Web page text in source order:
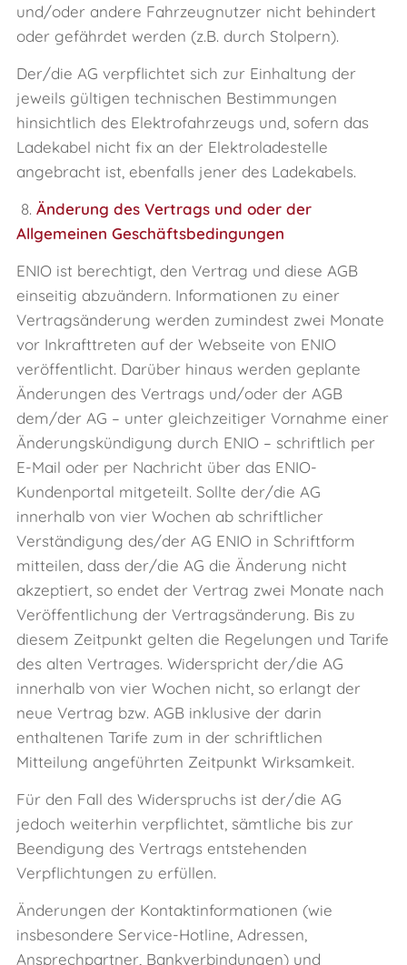
und/oder andere Fahrzeugnutzer nicht behindert
oder gefährdet werden (z.B. durch Stolpern).
Der/die AG verpflichtet sich zur Einhaltung der
jeweils gültigen technischen Bestimmungen
hinsichtlich des Elektrofahrzeugs und, sofern das
Ladekabel nicht fix an der Elektroladestelle
angebracht ist, ebenfalls jener des Ladekabels.
8. Änderung des Vertrags und oder der
Allgemeinen Geschäftsbedingungen
ENIO ist berechtigt, den Vertrag und diese AGB
einseitig abzuändern. Informationen zu einer
Vertragsänderung werden zumindest zwei Monate
vor Inkrafttreten auf der Webseite von ENIO
veröffentlicht. Darüber hinaus werden geplante
Änderungen des Vertrags und/oder der AGB
dem/der AG – unter gleichzeitiger Vornahme einer
Änderungskündigung durch ENIO – schriftlich per
E‑Mail oder per Nachricht über das ENIO-
Kundenportal mitgeteilt. Sollte der/die AG
innerhalb von vier Wochen ab schriftlicher
Verständigung des/der AG ENIO in Schriftform
mitteilen, dass der/die AG die Änderung nicht
akzeptiert, so endet der Vertrag zwei Monate nach
Veröffentlichung der Vertragsänderung. Bis zu
diesem Zeitpunkt gelten die Regelungen und Tarife
des alten Vertrages. Widerspricht der/die AG
innerhalb von vier Wochen nicht, so erlangt der
neue Vertrag bzw. AGB inklusive der darin
enthaltenen Tarife zum in der schriftlichen
Mitteilung angeführten Zeitpunkt Wirksamkeit.
Für den Fall des Widerspruchs ist der/die AG
jedoch weiterhin verpflichtet, sämtliche bis zur
Beendigung des Vertrags entstehenden
Verpflichtungen zu erfüllen.
Änderungen der Kontaktinformationen (wie
insbesondere Service-Hotline, Adressen,
Ansprechpartner, Bankverbindungen) und